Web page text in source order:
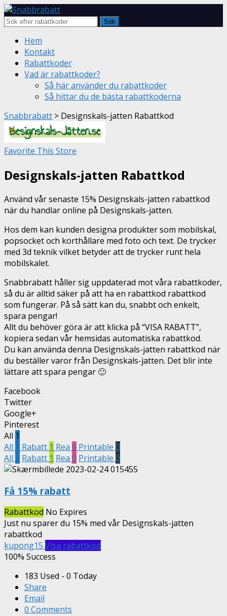
Sök
Skip
content
Hem
Kontakt
Rabattkoder
Vad är rabattkoder?
Så här använder du rabattkoder
Så hittar du de bästa rabattkoderna
Snabbrabatt > Designskals-jatten Rabattkod
Favorite This Store
Designskals-jatten Rabattkod
Använd vår senaste 15% Designskals-jatten rabattkod
när du handlar online på Designskals-jatten.
Hos dem kan kunden designa produkter som mobilskal,
popsocket och korthållare med foto och text. De trycker
med 3d teknik vilket betyder att de trycker runt hela
mobilskalet.
Snabbrabatt håller sig uppdaterad mot våra rabattkoder,
så du är alltid säker på att ha en rabattkod rabattkod
som fungerar. På så sätt kan du, snabbt och enkelt,
spara pengar!
Allt du behöver göra är att klicka på “VISA RABATT”,
kopiera sedan vår hemsidas automatiska rabattkod.
Du kan använda denna Designskals-jatten rabattkod när
du beställer varor från Designskals-jatten. Det blir inte
lättare att spara pengar 🙂
Facebook
Twitter
Google+
Pinterest
All 1
All
Rabatt 1 Rea 0 Printable 0
All
Rabatt 1 Rea 0 Printable 0
Få 15% rabatt
Rabattkod No Expires
Just nu sparer du 15% med vår Designskals-jatten
rabattkod
kupong15 Visa rabattkod
100% Success
183 Used - 0 Today
Share
Email
0 Comments